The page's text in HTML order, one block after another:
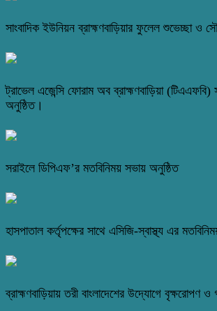
সাংবাদিক ইউনিয়ন ব্রাহ্মণবাড়িয়ার ফুলেল শুভেচ্ছা ও
ট্রাভেল এজেন্সি ফোরাম অব ব্রাহ্মণবাড়িয়া
অনুষ্ঠিত।
সরাইলে ডিপিএফ’র মতবিনিময় সভায় অনুষ্ঠিত
হাসপাতাল কর্তৃপক্ষের সাথে এসিজি-স্বাস্থ্য এর
ব্রাহ্মণবাড়িয়ায় তরী বাংলাদেশের উদ্যোগে বৃক্ষরোপণ ও